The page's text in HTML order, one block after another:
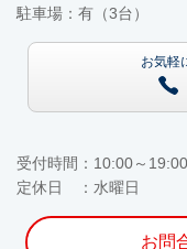
駐車場：有（3台）
お気軽
受付時間：10:00～19:00
定休日 ：水曜日
お問